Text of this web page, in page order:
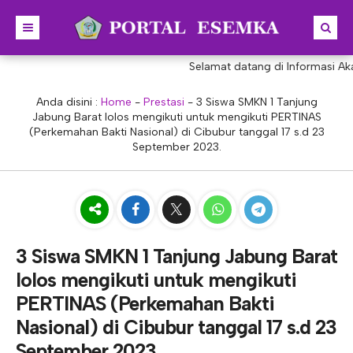
BERITA
PROFIL
STRUKTUR
KEPALA SEKOLAH
Tupoksi Kepala Sekolah
WAKIL KEPALASEKOLAH
Tupoksi Wakil Bidang Kurikulum
Tupoksi Wakil Bidang Humas
MAJELIS GURU
Tupoksi Guru
TATA USAHA
AKREDITASI
PROGRAM SEKOLAH
MANAJEMEN PERKANTORAN
BISNIS DIGITAL
DESAIN KOMUNIKASI VISUAL
DESAIN PRODUKSI BUSANA
E-LEARNING
E-PKL
E-RAPOR
Selamat datang di Informasi
Anda disini : Home - Prestasi - 3 Siswa SMKN 1 Tanjung
Jabung Barat lolos mengikuti untuk mengikuti PERTINAS
(Perkemahan Bakti Nasional) di Cibubur tanggal 17 s.d 23
September 2023.
3 Siswa SMKN 1 Tanjung Jabung Barat
lolos mengikuti untuk mengikuti
PERTINAS (Perkemahan Bakti
Nasional) di Cibubur tanggal 17 s.d 23